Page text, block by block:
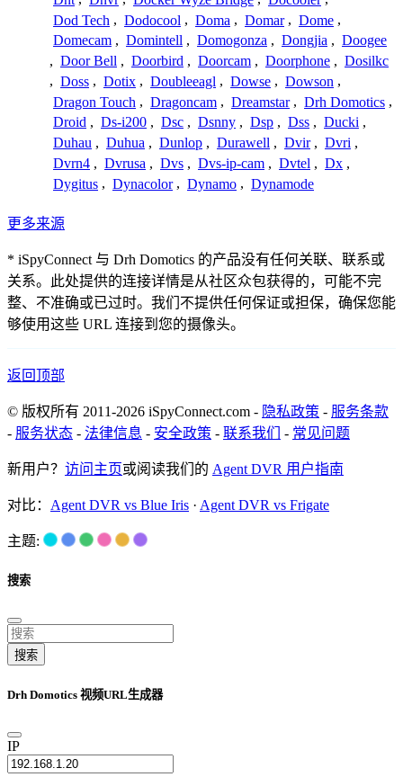
Dod Tech , Dodocool , Doma , Domar , Dome ,
Domecam , Domintell , Domogonza , Dongjia , Doogee
, Door Bell , Doorbird , Doorcam , Doorphone , Dosilkc
, Doss , Dotix , Doubleeagl , Dowse , Dowson ,
Dragon Touch , Dragoncam , Dreamstar , Drh Domotics ,
Droid , Ds-i200 , Dsc , Dsnny , Dsp , Dss , Ducki ,
Duhau , Duhua , Dunlop , Durawell , Dvir , Dvri ,
Dvrn4 , Dvrusa , Dvs , Dvs-ip-cam , Dvtel , Dx ,
Dygitus , Dynacolor , Dynamo , Dynamode
更多来源
* iSpyConnect 与 Drh Domotics 的产品没有任何关联、联系或
关系。此处提供的连接详情是从社区众包获得的，可能不完
整、不准确或已过时。我们不提供任何保证或担保，确保您能
够使用这些 URL 连接到您的摄像头。
返回顶部
© 版权所有 2011-2026 iSpyConnect.com - 隐私政策 - 服务条款
- 服务状态 - 法律信息 - 安全政策 - 联系我们 - 常见问题
新用户？ 访问主页或阅读我们的 Agent DVR 用户指南
对比： Agent DVR vs Blue Iris · Agent DVR vs Frigate
主题:
搜索
搜索
Drh Domotics 视频URL生成器
IP